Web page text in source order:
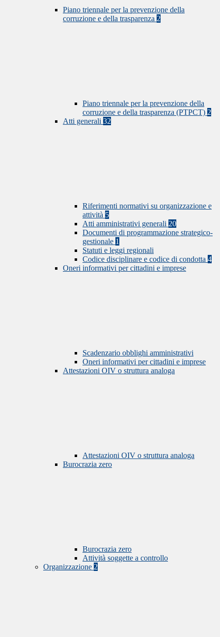
Piano triennale per la prevenzione della
corruzione e della trasparenza 2
Piano triennale per la prevenzione della
corruzione e della trasparenza (PTPCT) 2
Atti generali 32
Riferimenti normativi su organizzazione e
attività 5
Atti amministrativi generali 20
Documenti di programmazione strategico-
gestionale 1
Statuti e leggi regionali
Codice disciplinare e codice di condotta 4
Oneri informativi per cittadini e imprese
Scadenzario obblighi amministrativi
Oneri informativi per cittadini e imprese
Attestazioni OIV o struttura analoga
Attestazioni OIV o struttura analoga
Burocrazia zero
Burocrazia zero
Attività soggette a controllo
Organizzazione 2